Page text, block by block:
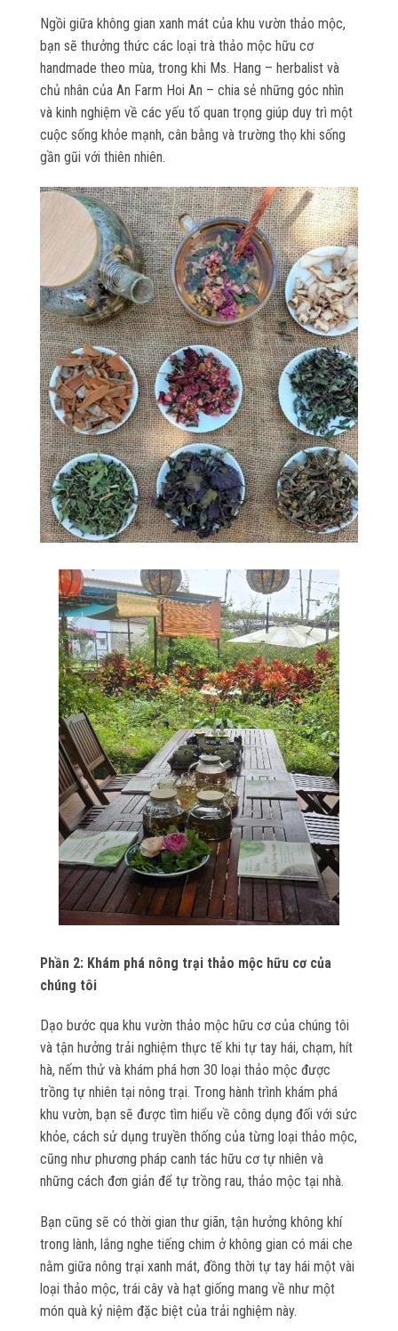
Ngồi giữa không gian xanh mát của khu vườn thảo mộc,
bạn sẽ thưởng thức các loại trà thảo mộc hữu cơ
handmade theo mùa, trong khi Ms. Hang – herbalist và
chủ nhân của An Farm Hoi An – chia sẻ những góc nhìn
và kinh nghiệm về các yếu tố quan trọng giúp duy trì một
cuộc sống khỏe mạnh, cân bằng và trường thọ khi sống
gần gũi với thiên nhiên.
Phần 2: Khám phá nông trại thảo mộc hữu cơ của
chúng tôi
Dạo bước qua khu vườn thảo mộc hữu cơ của chúng tôi
và tận hưởng trải nghiệm thực tế khi tự tay hái, chạm, hít
hà, nếm thử và khám phá hơn 30 loại thảo mộc được
trồng tự nhiên tại nông trại. Trong hành trình khám phá
khu vườn, bạn sẽ được tìm hiểu về công dụng đối với sức
khỏe, cách sử dụng truyền thống của từng loại thảo mộc,
cũng như phương pháp canh tác hữu cơ tự nhiên và
những cách đơn giản để tự trồng rau, thảo mộc tại nhà.
Bạn cũng sẽ có thời gian thư giãn, tận hưởng không khí
trong lành, lắng nghe tiếng chim ở không gian có mái che
nằm giữa nông trại xanh mát, đồng thời tự tay hái một vài
loại thảo mộc, trái cây và hạt giống mang về như một
món quà kỷ niệm đặc biệt của trải nghiệm này.